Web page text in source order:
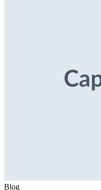
Blog